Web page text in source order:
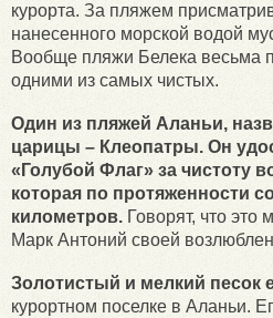
курорта. За пляжем
нанесенного морской водой
Вообще пляжи Белека весьма
одними из самых чистых.
Один из пляжей Аланьи,
царицы – Клеопатры. Он
«Голубой Флаг» за чистоту
которая по протяженности
километров. Говорят, что это
Марк Антоний своей
Золотистый и мелкий песок
курортном поселке в Аланьи.